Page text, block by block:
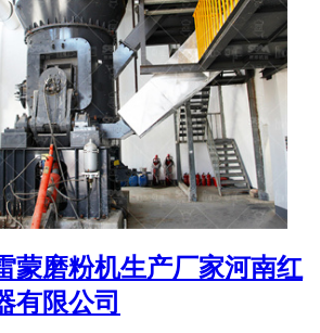
蒙磨粉机生产厂家河南红
有限公司